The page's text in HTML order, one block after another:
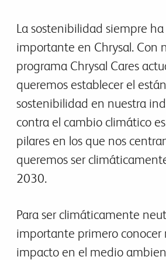
La sostenibilidad siempre
importante en Chrysal. Con
programa Chrysal Cares
queremos establecer el
sostenibilidad en nuestra
contra el cambio climático
pilares en los que nos
queremos ser
2030.
Para ser climáticamente
importante primero conocer
impacto en el medio